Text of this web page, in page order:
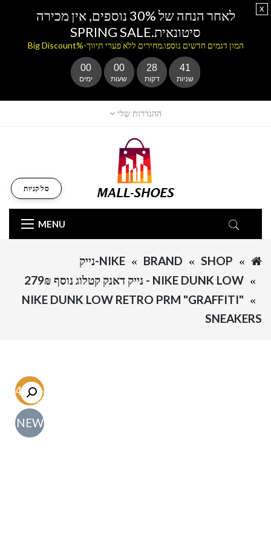
ההגדרות שלי
MENU
סל קניות
SHOP
BRAND
NIKE-נייק
NIKE DUNK LOW - נייק דאנק קטלוג נוסף 279₪
NIKE DUNK LOW RETRO PRM "GRAFFITI"
SNEAKERS
-54.7%
NEW
לאחר הנחה של 30% נוספים, אין מכירה
סיטונאית.SPRING SALE
המון דגמים חדשים נוספו.מחירים ללא פערי תיווך-%Big Discount
00
ימים
00
שעות
28
דקות
41
שניות
x